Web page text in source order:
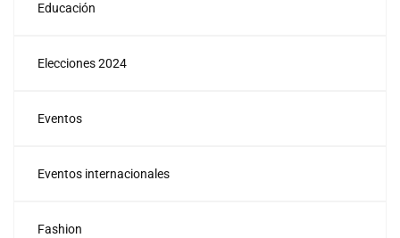
Educación
Elecciones 2024
Eventos
Eventos internacionales
Fashion